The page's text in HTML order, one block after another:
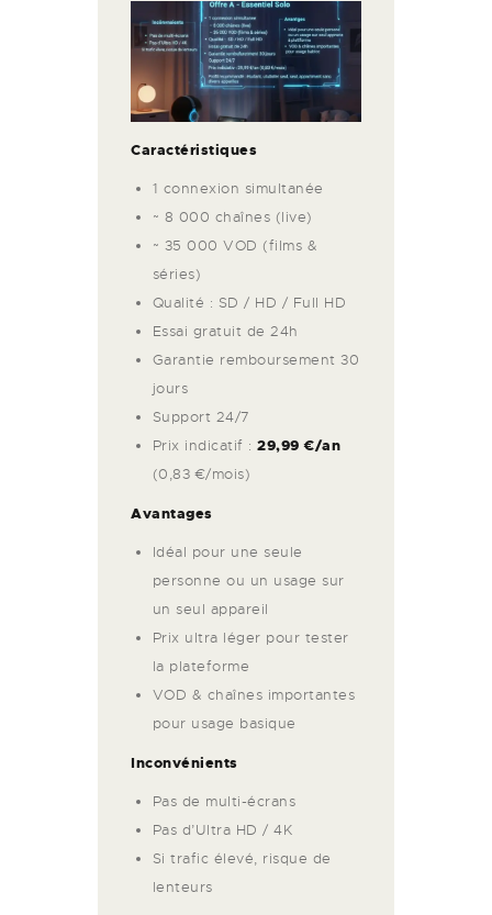
Caractéristiques
1 connexion simultanée
~ 8 000 chaînes (live)
~ 35 000 VOD (films &
séries)
Qualité : SD / HD / Full HD
Essai gratuit de 24h
Garantie remboursement 30
jours
Support 24/7
Prix indicatif : 29,99 €/an
(0,83 €/mois)
Avantages
Idéal pour une seule
personne ou un usage sur
un seul appareil
Prix ultra léger pour tester
la plateforme
VOD & chaînes importantes
pour usage basique
Inconvénients
Pas de multi-écrans
Pas d’Ultra HD / 4K
Si trafic élevé, risque de
lenteurs